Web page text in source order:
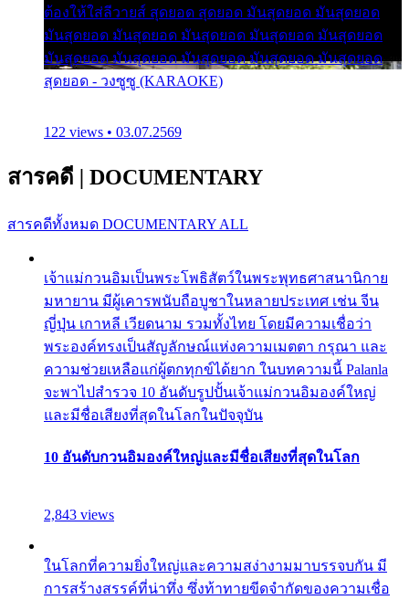
ต้องให้ใส่ลีวายส์ สุดยอด สุดยอด มันสุดยอด มันสุดยอด
มันสุดยอด มันสุดยอด มันสุดยอด มันสุดยอด มันสุดยอด
มันสุดยอด มันสุดยอด มันสุดยอด มันสุดยอด มันสุดยอด
สุดยอด - วงซูซู (KARAOKE)
122 views • 03.07.2569
สารคดี | DOCUMENTARY
สารคดีทั้งหมด DOCUMENTARY ALL
เจ้าแม่กวนอิมเป็นพระโพธิสัตว์ในพระพุทธศาสนานิกาย
มหายาน มีผู้เคารพนับถือบูชาในหลายประเทศ เช่น จีน
ญี่ปุ่น เกาหลี เวียดนาม รวมทั้งไทย โดยมีความเชื่อว่า
พระองค์ทรงเป็นสัญลักษณ์แห่งความเมตตา กรุณา และ
ความช่วยเหลือแก่ผู้ตกทุกข์ได้ยาก ในบทความนี้ Palanla
จะพาไปสำรวจ 10 อันดับรูปปั้นเจ้าแม่กวนอิมองค์ใหญ่
และมีชื่อเสียงที่สุดในโลกในปัจจุบัน
10 อันดับกวนอิมองค์ใหญ่และมีชื่อเสียงที่สุดในโลก
2,843 views
ในโลกที่ความยิ่งใหญ่และความสง่างามมาบรรจบกัน มี
การสร้างสรรค์ที่น่าทึ่ง ซึ่งท้าทายขีดจำกัดของความเชื่อ